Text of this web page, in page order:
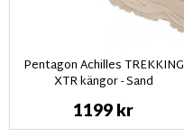
Pentagon Achilles TREKKING
XTR kängor - Sand
1199 kr